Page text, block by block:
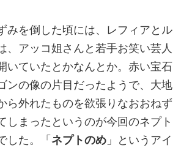
みを倒した頃には、レフィアとル
、アッコ姐さんと若手お笑い芸人
いていたとかなんとか。赤い宝石
ンの像の片目だったようで、大地
ら外れたものを欲張りなおおねず
しまったというのが今回のネプト
した。「 ネプトのめ 」というアイ